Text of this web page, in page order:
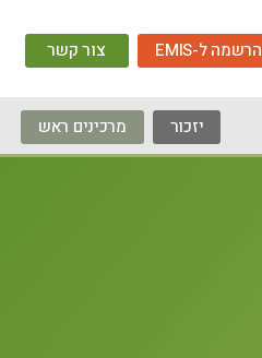
הרשמה ל-EMIS צור קשר
יזכור מרכינים ראש